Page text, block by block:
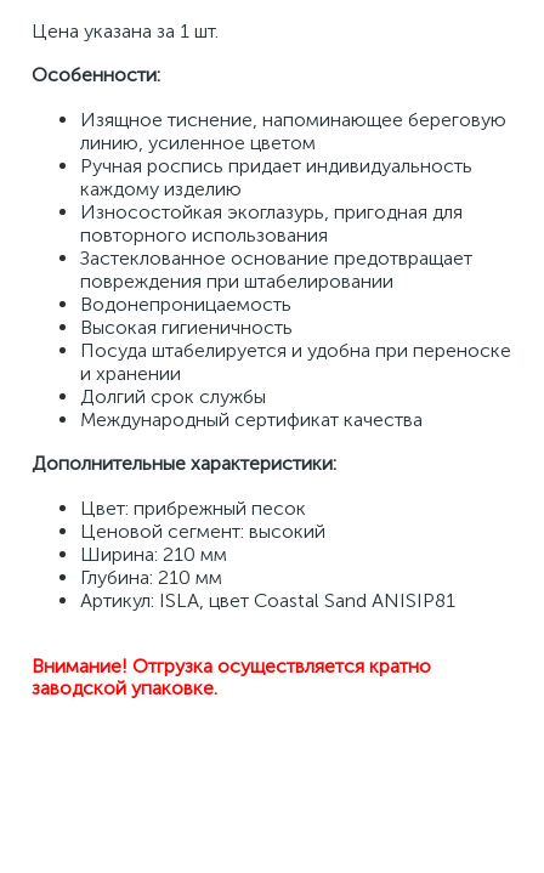
Цена указана за 1 шт.
Особенности:
Изящное тиснение, напоминающее береговую
линию, усиленное цветом
Ручная роспись придает индивидуальность
каждому изделию
Износостойкая экоглазурь, пригодная для
повторного использования
Застеклованное основание предотвращает
повреждения при штабелировании
Водонепроницаемость
Высокая гигиеничность
Посуда штабелируется и удобна при переноске
и хранении
Долгий срок службы
Международный сертификат качества
Дополнительные характеристики:
Цвет: прибрежный песок
Ценовой сегмент: высокий
Ширина: 210 мм
Глубина: 210 мм
Артикул: ISLA, цвет Coastal Sand ANISIP81
Внимание! Отгрузка осуществляется кратно
заводской упаковке.